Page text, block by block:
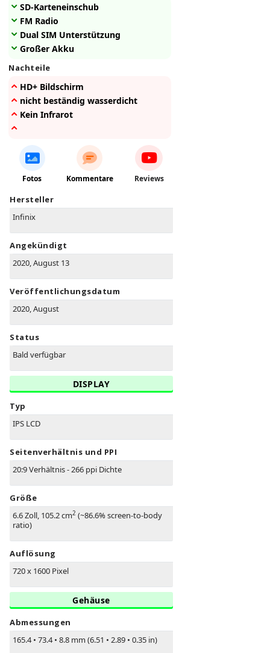
SD-Karteneinschub
FM Radio
Dual SIM Unterstützung
Großer Akku
Nachteile
HD+ Bildschirm
nicht beständig wasserdicht
Kein Infrarot
Fotos Kommentare Reviews
Hersteller
Infinix
Angekündigt
2020, August 13
Veröffentlichungsdatum
2020, August
Status
Bald verfügbar
DISPLAY
Typ
IPS LCD
Seitenverhältnis und PPI
20:9 Verhältnis - 266 ppi Dichte
Größe
6.6 Zoll, 105.2 cm2 (~86.6% screen-to-body
ratio)
Auflösung
720 x 1600 Pixel
Gehäuse
Abmessungen
165.4• 73.4• 8.8 mm (6.51 • 2.89 • 0.35 in)